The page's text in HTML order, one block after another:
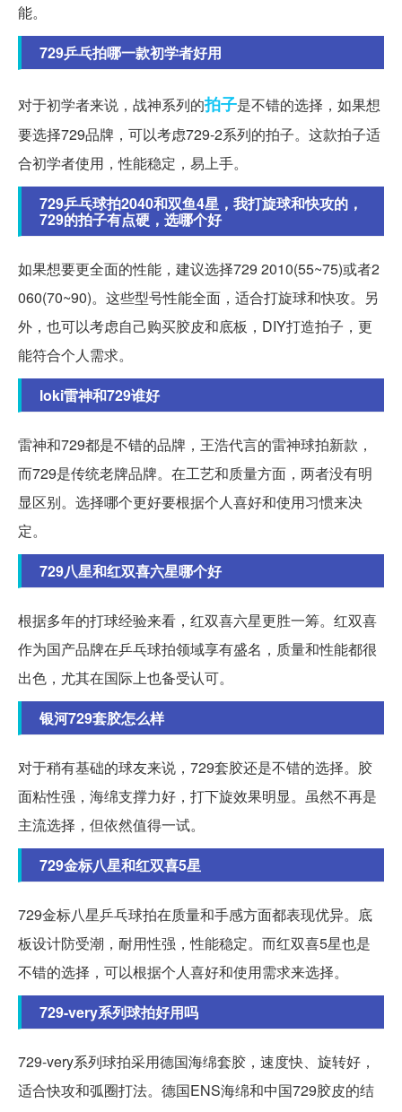
能。
729乒乓拍哪一款初学者好用
对于初学者来说，战神系列的拍子是不错的选择，如果想
要选择729品牌，可以考虑729-2系列的拍子。这款拍子适
合初学者使用，性能稳定，易上手。
729乒乓球拍2040和双鱼4星，我打旋球和快攻的，
729的拍子有点硬，选哪个好
如果想要更全面的性能，建议选择729 2010(55~75)或者2
060(70~90)。这些型号性能全面，适合打旋球和快攻。另
外，也可以考虑自己购买胶皮和底板，DIY打造拍子，更
能符合个人需求。
loki雷神和729谁好
雷神和729都是不错的品牌，王浩代言的雷神球拍新款，
而729是传统老牌品牌。在工艺和质量方面，两者没有明
显区别。选择哪个更好要根据个人喜好和使用习惯来决
定。
729八星和红双喜六星哪个好
根据多年的打球经验来看，红双喜六星更胜一筹。红双喜
作为国产品牌在乒乓球拍领域享有盛名，质量和性能都很
出色，尤其在国际上也备受认可。
银河729套胶怎么样
对于稍有基础的球友来说，729套胶还是不错的选择。胶
面粘性强，海绵支撑力好，打下旋效果明显。虽然不再是
主流选择，但依然值得一试。
729金标八星和红双喜5星
729金标八星乒乓球拍在质量和手感方面都表现优异。底
板设计防受潮，耐用性强，性能稳定。而红双喜5星也是
不错的选择，可以根据个人喜好和使用需求来选择。
729-very系列球拍好用吗
729-very系列球拍采用德国海绵套胶，速度快、旋转好，
适合快攻和弧圈打法。德国ENS海绵和中国729胶皮的结